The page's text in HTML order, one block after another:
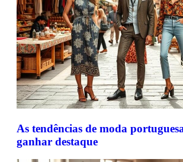
As tendências de moda
ganhar destaque